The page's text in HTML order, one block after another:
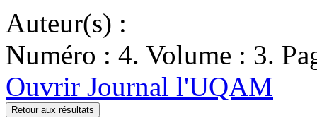
Auteur(s) :
Numéro : 4. Volume : 3.
Ouvrir Journal l'UQAM
Retour aux résultats